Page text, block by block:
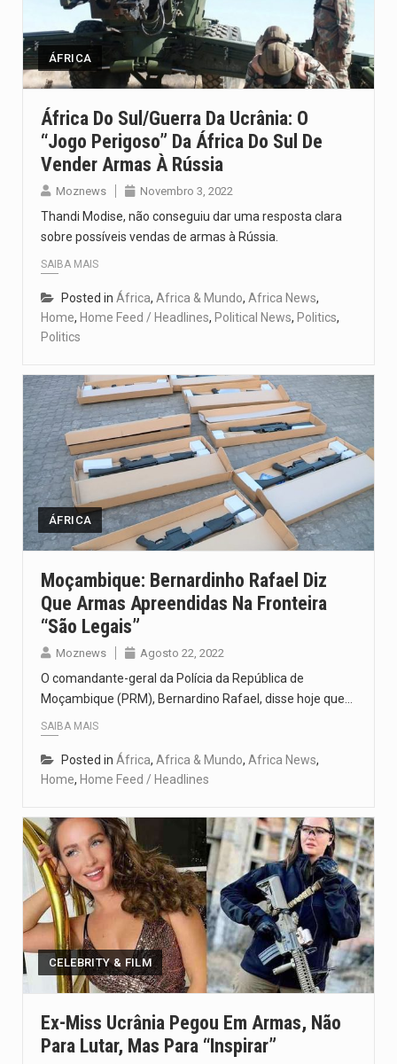
O pagamento marca o desfecho de um dos processos mais…
O programa, cuja implementação está prevista entre abril de 2026…
O Departamento de Estado norte-americano confirmou que cidadãos dos Estados…
ÁFRICA
África Do Sul/Guerra Da Ucrânia: O
“jogo Perigoso” Da África Do Sul De
Vender Armas À Rússia
Moznews Novembro 3, 2022
Thandi Modise, não conseguiu dar uma resposta clara
sobre possíveis vendas de armas à Rússia.
SAIBA MAIS
Posted in África, Africa & Mundo, Africa News,
Home, Home Feed / Headlines, Political News, Politics,
Politics
ÁFRICA
Moçambique: Bernardinho Rafael Diz
Que Armas Apreendidas Na Fronteira
“são Legais”
Moznews Agosto 22, 2022
O comandante-geral da Polícia da República de
Moçambique (PRM), Bernardino Rafael, disse hoje que…
SAIBA MAIS
Posted in África, Africa & Mundo, Africa News,
Home, Home Feed / Headlines
CELEBRITY & FILM
Ex-Miss Ucrânia Pegou Em Armas, Não
Para Lutar, Mas Para “inspirar”